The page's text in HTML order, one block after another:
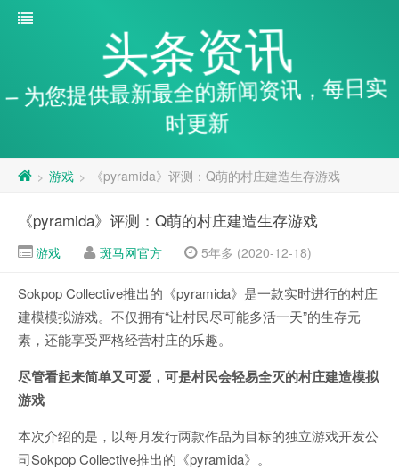
头条资讯
– 为您提供最新最全的新闻资讯，每日实
时更新
> 游戏 > 《pyramida》评测：Q萌的村庄建造生存游戏
《pyramida》评测：Q萌的村庄建造生存游戏
游戏 斑马网官方 5年多 (2020-12-18)
Sokpop Collective推出的《pyramida》是一款实时进行的村庄
建模模拟游戏。不仅拥有“让村民尽可能多活一天”的生存元
素，还能享受严格经营村庄的乐趣。
尽管看起来简单又可爱，可是村民会轻易全灭的村庄建造模拟
游戏
本次介绍的是，以每月发行两款作品为目标的独立游戏开发公
司Sokpop Collective推出的《pyramida》。